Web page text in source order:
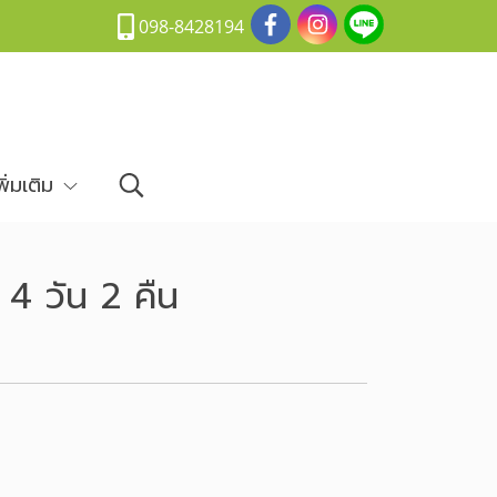
098-8428194
มเติม
4 วัน 2 คืน